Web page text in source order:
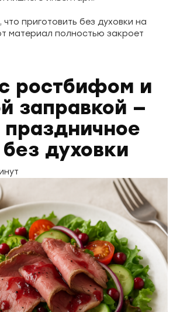
приготовить без духовки на
материал полностью закроет
ростбифом и
заправкой —
праздничное
духовки